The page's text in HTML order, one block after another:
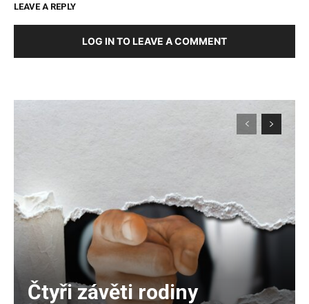
LEAVE A REPLY
LOG IN TO LEAVE A COMMENT
Čtyři závěti rodiny